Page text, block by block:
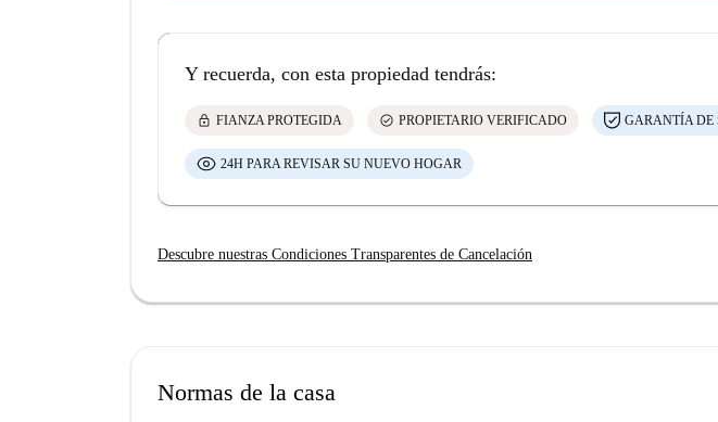
Y recuerda, con esta propiedad tendrás:
lock FIANZA PROTEGIDA check_circle PROPIETARIO VERIFICADO GARANTÍA DE
24H PARA REVISAR SU NUEVO HOGAR
Descubre nuestras Condiciones Transparentes de Cancelación
Normas de la casa